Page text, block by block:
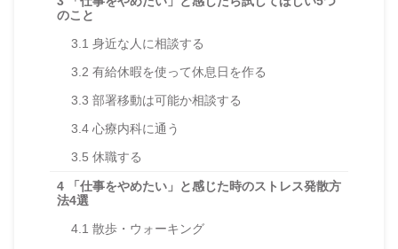
のこと
3.1 身近な人に相談する
3.2 有給休暇を使って休息日を作る
3.3 部署移動は可能か相談する
3.4 心療内科に通う
3.5 休職する
4 「仕事をやめたい」と感じた時のストレス発散方
法4選
4.1 散歩・ウォーキング